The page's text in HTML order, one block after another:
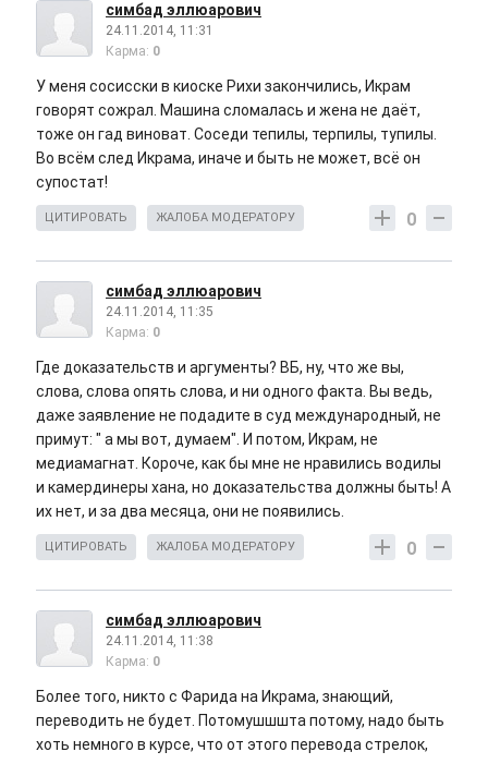
симбад эллюарович
24.11.2014, 11:31
Карма: 0
У меня сосисски в киоске Рихи закончились, Икрам
говорят сожрал. Машина сломалась и жена не даёт,
тоже он гад виноват. Соседи тепилы, терпилы, тупилы.
Во всём след Икрама, иначе и быть не может, всё он
супостат!
0
ЦИТИРОВАТЬ ЖАЛОБА МОДЕРАТОРУ
симбад эллюарович
24.11.2014, 11:35
Карма: 0
Где доказательств и аргументы? ВБ, ну, что же вы,
слова, слова опять слова, и ни одного факта. Вы ведь,
даже заявление не подадите в суд международный, не
примут: " а мы вот, думаем". И потом, Икрам, не
медиамагнат. Короче, как бы мне не нравились водилы
и камердинеры хана, но доказательства должны быть! А
их нет, и за два месяца, они не появились.
0
ЦИТИРОВАТЬ ЖАЛОБА МОДЕРАТОРУ
симбад эллюарович
24.11.2014, 11:38
Карма: 0
Более того, никто с Фарида на Икрама, знающий,
переводить не будет. Потомушшшта потому, надо быть
хоть немного в курсе, что от этого перевода стрелок,